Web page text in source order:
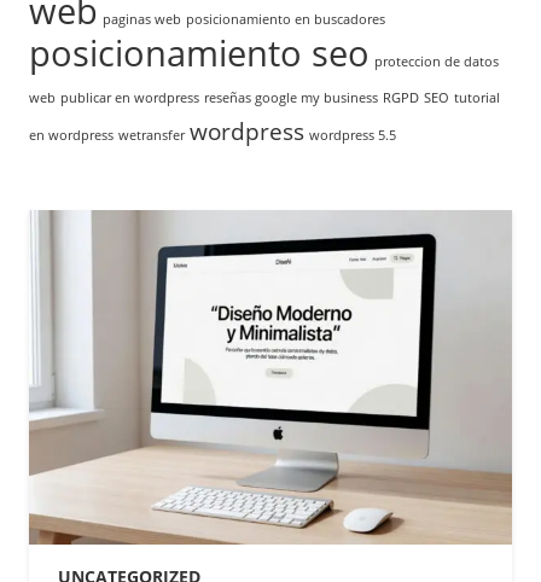
web paginas web posicionamiento en buscadores
posicionamiento seo proteccion de datos
web publicar en wordpress reseñas google my business RGPD SEO tutorial
en wordpress wetransfer wordpress wordpress 5.5
UNCATEGORIZED